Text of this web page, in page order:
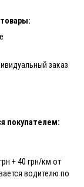
заказ
покупателем:
+ 40 грн/км от
водителю по